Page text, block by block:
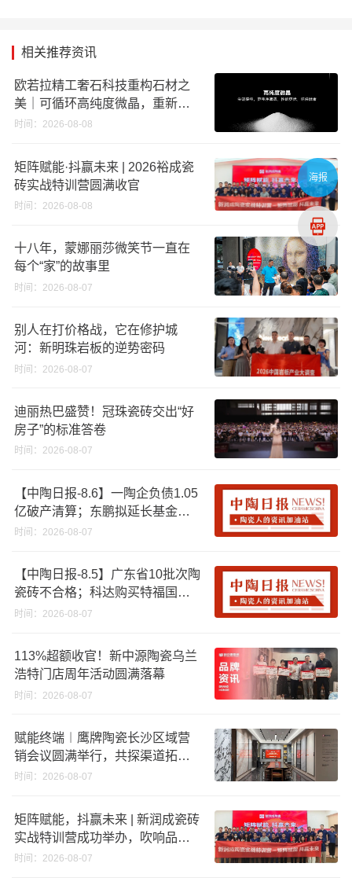
相关推荐资讯
欧若拉精工奢石科技重构石材之
美｜可循环高纯度微晶，重新定
义高端奢石原料
时间：2026-08-08
矩阵赋能·抖赢未来 | 2026裕成瓷
砖实战特训营圆满收官
时间：2026-08-08
十八年，蒙娜丽莎微笑节一直在
每个“家”的故事里
时间：2026-08-07
别人在打价格战，它在修护城
河：新明珠岩板的逆势密码
时间：2026-08-07
迪丽热巴盛赞！冠珠瓷砖交出“好
房子”的标准答卷
时间：2026-08-07
【中陶日报-8.6】一陶企负债1.05
亿破产清算；东鹏拟延长基金投
资期限；工信部开展建陶行业能
时间：2026-08-07
【中陶日报-8.5】广东省10批次陶
瓷砖不合格；科达购买特福国际
股份申请未通过；蒙娜丽莎5千万
破18亿元
时间：2026-08-07
113%超额收官！新中源陶瓷乌兰
浩特门店周年活动圆满落幕
时间：2026-08-07
赋能终端︱鹰牌陶瓷长沙区域营
销会议圆满举行，共探渠道拓展
与门店升级新路径
时间：2026-08-07
矩阵赋能，抖赢未来 | 新润成瓷砖
实战特训营成功举办，吹响品牌
秋季营销冲锋号！
时间：2026-08-07
海报